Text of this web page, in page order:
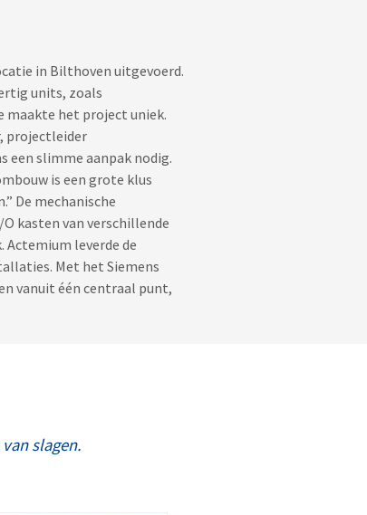
in Bilthoven uitgevoerd.
units, zoals
maakte het project uniek.
projectleider
slimme aanpak nodig.
is een grote klus
De mechanische
kasten van verschillende
leverde de
Met het Siemens
vanuit één centraal punt,
slagen.